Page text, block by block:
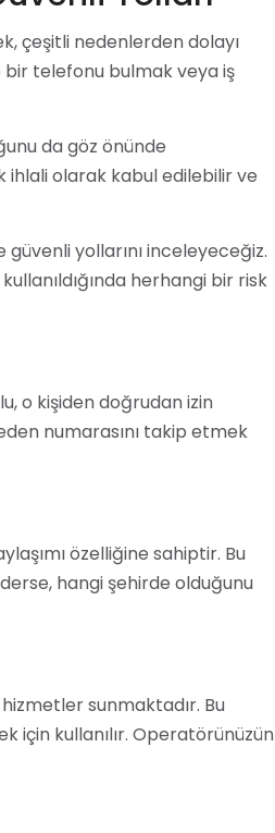
çeşitli nedenlerden dolayı
bir telefonu bulmak veya iş
da göz önünde
ihlali olarak kabul edilebilir ve
yollarını inceleyeceğiz.
herhangi bir risk
o kişiden doğrudan izin
numarasını takip etmek
özelliğine sahiptir. Bu
hangi şehirde olduğunu
sunmaktadır. Bu
için kullanılır. Operatörünüzün